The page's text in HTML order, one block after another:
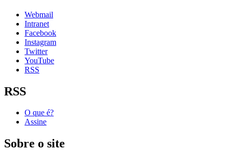
Webmail
Intranet
Facebook
Instagram
Twitter
YouTube
RSS
RSS
O que é?
Assine
Sobre o site